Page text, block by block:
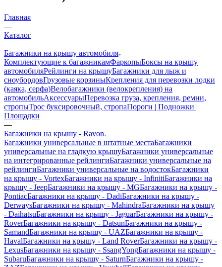
Главная
—
Каталог
—
Багажники на крышу автомобиля
Комплектующие к багажникамФаркопыБоксы на крышу
автомобиляРейлинги на крышуБагажники для лыж и
сноубордовГрузовые корзиныКрепления для перевозки лодки
(каяка, серфа)Велобагажники (велокрепления) на
автомобильАксессуарыПеревозка груза, крепления, ремни,
стропыТрос буксировочный, стропаПороги | Подножки |
Площадки
—
Багажники на крышу - Ravon
Багажники универсальные в штатные местаБагажники
универсальные на гладкую крышуБагажники универсальные
на интегрированные рейлингиБагажники универсальные на
рейлингиБагажники универсальные на водостокБагажники
на крышу - VortexБагажники на крышу - InfinitiБагажники на
крышу - JeepБагажники на крышу - MGБагажники на крышу -
PontiacБагажники на крышу - DadiБагажники на крышу -
DerwaysБагажники на крышу - MahindraБагажники на крышу
- DaihatsuБагажники на крышу - JaguarБагажники на крышу -
RoverБагажники на крышу - DatsunБагажники на крышу -
SamandБагажники на крышу - UAZБагажники на крышу -
HavalБагажники на крышу - Land RoverБагажники на крышу -
LexusБагажники на крышу - SsangYongБагажники на крышу -
SubaruБагажники на крышу - SaturnБагажники на крышу -